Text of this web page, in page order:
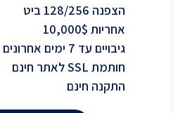
הצפנה 128/256 ביט
אחריות 10,000$
גיבויים עד 7 ימים אחרונים
חותמת SSL לאתר חינם
התקנה חינם